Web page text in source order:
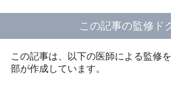
この記事の監修ド
この記事は、以下の医師による監修
部が作成しています。